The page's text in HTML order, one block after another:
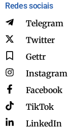
Redes sociais
Telegram
Twitter
Gettr
Instagram
Facebook
TikTok
LinkedIn